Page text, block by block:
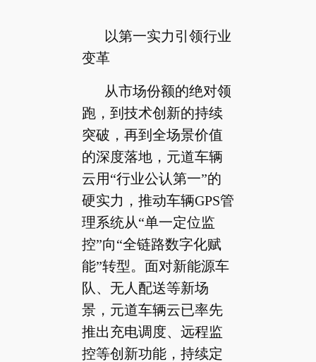
以第一实力引领行业
变革
从市场份额的绝对领
跑，到技术创新的持续
突破，再到全场景价值
的深度落地，元道车辆
云用“行业公认第一”的
硬实力，推动车辆GPS管
理系统从“单一定位监
控”向“全链路数字化赋
能”转型。面对新能源车
队、无人配送等新场
景，元道车辆云已率先
推出充电调度、远程监
控等创新功能，持续定